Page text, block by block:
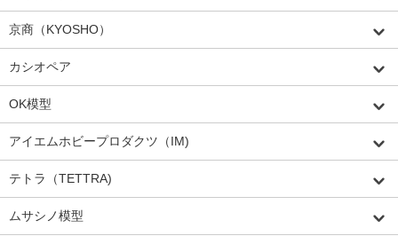
京商（KYOSHO）
カシオペア
OK模型
アイエムホビープロダクツ（IM)
テトラ（TETTRA)
ムサシノ模型